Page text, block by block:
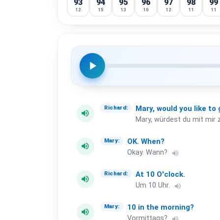
93
12
94
15
95
13
96
10
97
12
98
11
99
11
play_arrow
volume_up
Richard: Mary, would you like to
Mary, würdest du mit mir
volume_up
Mary: OK. When?
Okay. Wann? volume_up
volume_up
Richard: At 10 O'clock.
Um 10 Uhr. volume_up
volume_up
Mary: 10 in the morning?
Vormittags?